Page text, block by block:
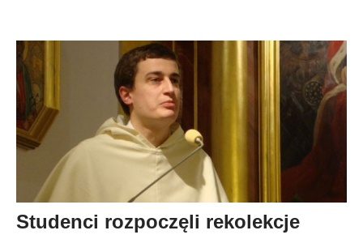
Studenci rozpoczęli rekolekcje